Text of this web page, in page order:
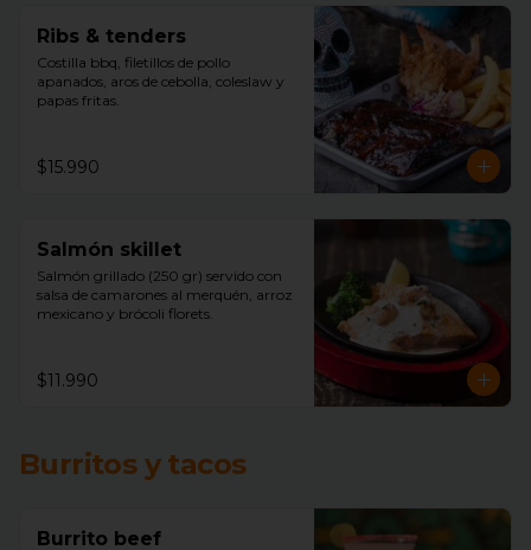
Ribs & tenders
Costilla bbq, filetillos de pollo
apanados, aros de cebolla, coleslaw y
papas fritas.
$15.990
Salmón skillet
Salmón grillado (250 gr) servido con
salsa de camarones al merquén, arroz
mexicano y brócoli florets.
$11.990
Burritos y tacos
Burrito beef